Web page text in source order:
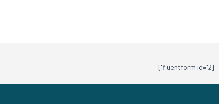
[fluentform id="2"]